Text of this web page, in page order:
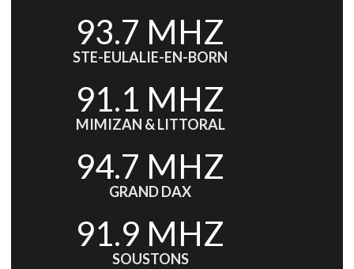
93.7 MHZ
STE-EULALIE-EN-BORN
91.1 MHZ
MIMIZAN & LITTORAL
94.7 MHZ
GRAND DAX
91.9 MHZ
SOUSTONS